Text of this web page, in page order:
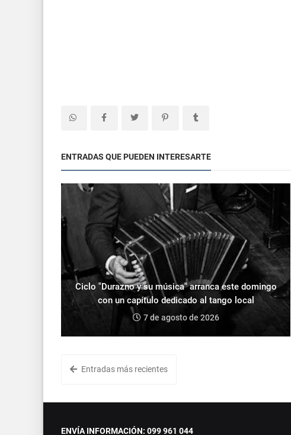
ENTRADAS QUE PUEDEN INTERESARTE
Ciclo "Durazno y su música" arranca este domingo
con un capítulo dedicado al tango local
7 de agosto de 2026
Entradas más recientes
ENVÍA INFORMACIÓN: 099 961 044